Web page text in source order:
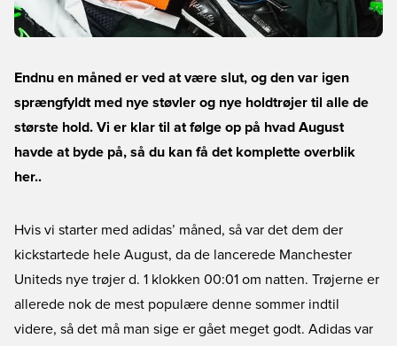
Endnu en måned er ved at være slut, og den var igen
sprængfyldt med nye støvler og nye holdtrøjer til alle de
største hold. Vi er klar til at følge op på hvad August
havde at byde på, så du kan få det komplette overblik
her..
Hvis vi starter med adidas’ måned, så var det dem der
kickstartede hele August, da de lancerede Manchester
Uniteds nye trøjer d. 1 klokken 00:01 om natten. Trøjerne er
allerede nok de mest populære denne sommer indtil
videre, så det må man sige er gået meget godt. Adidas var